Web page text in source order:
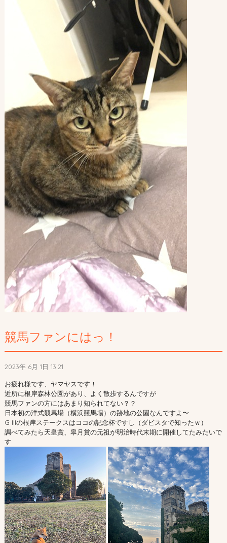
競馬ファンにはっ！
2023年 6月 1日 13:21
お疲れ様です、ヤマヤスです！
近所に根岸森林公園があり、よく散歩するんですが
競馬ファンの方にはあまり知られてない？？
日本初の洋式競馬場（横浜競馬場）の跡地の公園なんですよ〜
G IIIの根岸ステークスはココの記念杯ですし（ダビスタで知ったｗ）
調べてみたら天皇賞、皐月賞の元祖が明治時代末期に開催してたみたいで
す